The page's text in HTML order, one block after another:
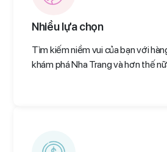
Nhiều lựa chọn
Tìm kiếm niềm vui của bạn với
khám phá Nha Trang và hơn thế